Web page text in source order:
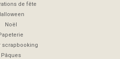
de fête
Noël
scrapbooking
Pâques